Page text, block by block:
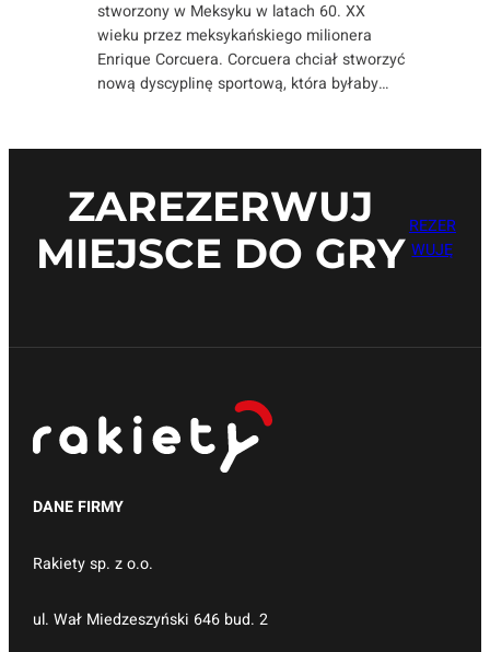
stworzony w Meksyku w latach 60. XX
wieku przez meksykańskiego milionera
Enrique Corcuera. Corcuera chciał stworzyć
nową dyscyplinę sportową, która byłaby…
ZAREZERWUJ
MIEJSCE DO GRY
REZER
WUJĘ
DANE FIRMY
Rakiety sp. z o.o.
ul. Wał Miedzeszyński 646 bud. 2